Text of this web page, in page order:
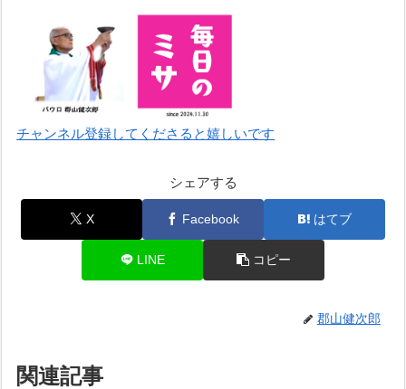
チャンネル登録してくださると嬉しいです
シェアする
X Facebook はてブ
LINE コピー
郡山健次郎
関連記事